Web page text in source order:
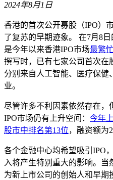
2024年8月1日
香港的首次公开募股（IPO）
了复苏的早期迹象。 在7月8
是今年以来香港IPO市场最繁
撰写时，已有七家公司首次在
分别来自人工智能、医疗保
业。
尽管许多不利因素依然存在，
IPO市场仍有上升空间： 今年
股市中排名第13位，融资额为
各个金融中心均希望吸引IPO
入将产生特别重大的影响。当
为新上市公司的创始人和早期